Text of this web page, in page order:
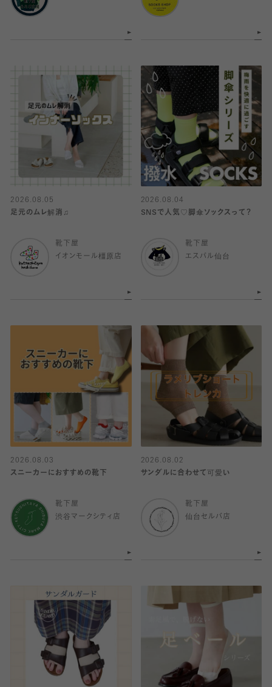
2026.08.05
足元のムレ解消♫
靴下屋
イオンモール橿原店
2026.08.04
SNSで人気♡脚傘ソックスって？
靴下屋
エスパル仙台
2026.08.03
スニーカーにおすすめの靴下
靴下屋
渋谷マークシティ店
2026.08.02
サンダルに合わせて可愛い
靴下屋
仙台セルバ店